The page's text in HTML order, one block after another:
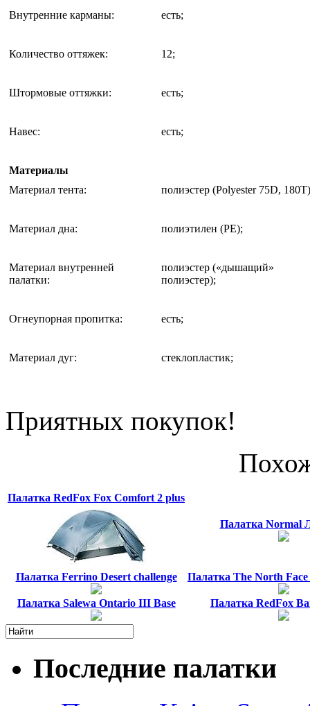
Внутренние карманы: есть;
Количество оттяжек: 12;
Штормовые оттяжки: есть;
Навес: есть;
Материалы
Материал тента: полиэстер (Polyester 75D,
Материал дна: полиэтилен (PE);
Материал внутренней
палатки:
полиэстер («дышащий»
полиэстер);
Огнеупорная пропитка: есть;
Материал дуг: стеклопластик;
Приятных покупок!
Палатка RedFox Fox Comfort 2 plus
Палатка Normal
Палатка Ferrino Desert challenge Палатка The North
Палатка Salewa Ontario III Base Палатка RedFox
Последние палатки